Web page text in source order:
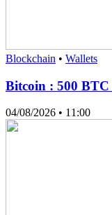
Blockchain • Wallets
Bitcoin : 500 BTC
04/08/2026 • 11:00